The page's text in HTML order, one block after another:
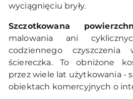
wyciągnięciu bryły.
Szczotkowana
malowania ani
codziennego czyszczenia
ściereczka. To obniżone
przez wiele lat użytkowania -
obiektach komercyjnych o